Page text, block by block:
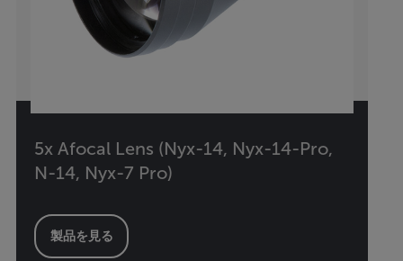
5x Afocal Lens (Nyx-14, Nyx-14-Pro,
N-14, Nyx-7 Pro)
製品を見る